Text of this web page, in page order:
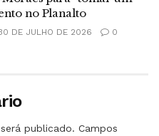
no Planalto
DE JULHO DE 2026 0
publicado. Campos